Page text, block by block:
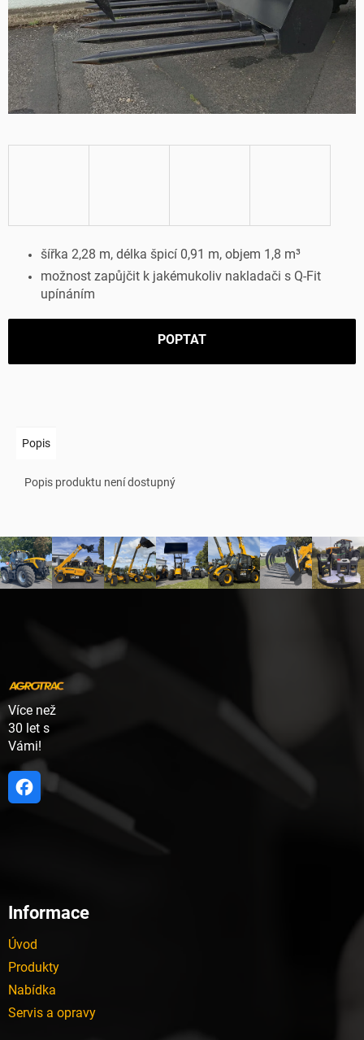
šířka 2,28 m, délka špicí 0,91 m, objem 1,8 m³
možnost zapůjčit k jakémukoliv nakladači s Q-Fit
upínáním
POPTAT
Popis
Popis produktu není dostupný
Více než
30 let s
Vámi!
Informace
Úvod
Produkty
Nabídka
Servis a opravy